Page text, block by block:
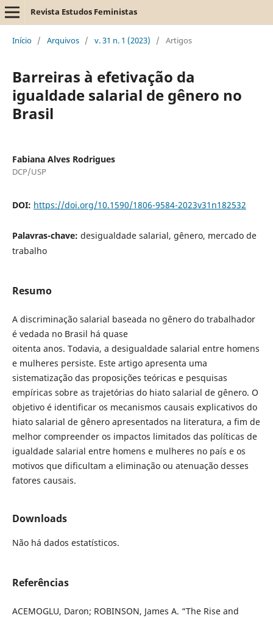
Revista Estudos Feministas
Início / Arquivos / v. 31 n. 1 (2023) / Artigos
Barreiras à efetivação da
igualdade salarial de gênero no
Brasil
Fabiana Alves Rodrigues
DCP/USP
DOI: https://doi.org/10.1590/1806-9584-2023v31n182532
Palavras-chave: desigualdade salarial, gênero, mercado de
trabalho
Resumo
A discriminação salarial baseada no gênero do trabalhador
é vedada no Brasil há quase
oitenta anos. Todavia, a desigualdade salarial entre homens
e mulheres persiste. Este artigo apresenta uma
sistematização das proposições teóricas e pesquisas
empíricas sobre as trajetórias do hiato salarial de gênero. O
objetivo é identificar os mecanismos causais explicativos do
hiato salarial de gênero apresentados na literatura, a fim de
melhor compreender os impactos limitados das políticas de
igualdade salarial entre homens e mulheres no país e os
motivos que dificultam a eliminação ou atenuação desses
fatores causais.
Downloads
Não há dados estatísticos.
Referências
ACEMOGLU, Daron; ROBINSON, James A. “The Rise and